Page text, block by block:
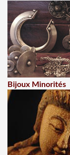
Bijoux Minorités